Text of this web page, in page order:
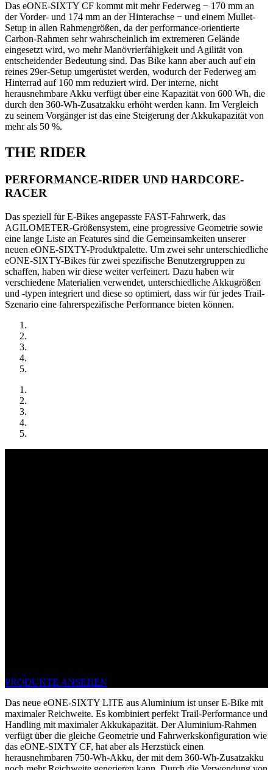
Das eONE-SIXTY CF kommt mit mehr Federweg − 170 mm an
der Vorder- und 174 mm an der Hinterachse − und einem Mullet-
Setup in allen Rahmengrößen, da der performance-orientierte
Carbon-Rahmen sehr wahrscheinlich im extremeren Gelände
eingesetzt wird, wo mehr Manövrierfähigkeit und Agilität von
entscheidender Bedeutung sind. Das Bike kann aber auch auf ein
reines 29er-Setup umgerüstet werden, wodurch der Federweg am
Hinterrad auf 160 mm reduziert wird. Der interne, nicht
herausnehmbare Akku verfügt über eine Kapazität von 600 Wh, die
durch den 360-Wh-Zusatzakku erhöht werden kann. Im Vergleich
zu seinem Vorgänger ist das eine Steigerung der Akkukapazität von
mehr als 50 %.
THE RIDER
PERFORMANCE-RIDER UND HARDCORE-
RACER
Das speziell für E-Bikes angepasste FAST-Fahrwerk, das
AGILOMETER-Größensystem, eine progressive Geometrie sowie
eine lange Liste an Features sind die Gemeinsamkeiten unserer
neuen eONE-SIXTY-Produktpalette. Um zwei sehr unterschiedliche
eONE-SIXTY-Bikes für zwei spezifische Benutzergruppen zu
schaffen, haben wir diese weiter verfeinert. Dazu haben wir
verschiedene Materialien verwendet, unterschiedliche Akkugrößen
und -typen integriert und diese so optimiert, dass wir für jedes Trail-
Szenario eine fahrerspezifische Performance bieten können.
PRODUKTE ANSEHEN
Das neue eONE-SIXTY LITE aus Aluminium ist unser E-Bike mit
maximaler Reichweite. Es kombiniert perfekt Trail-Performance und
Handling mit maximaler Akkukapazität. Der Aluminium-Rahmen
verfügt über die gleiche Geometrie und Fahrwerkskonfiguration wie
das eONE-SIXTY CF, hat aber als Herzstück einen
herausnehmbaren 750-Wh-Akku, der mit dem 360-Wh-Zusatzakku